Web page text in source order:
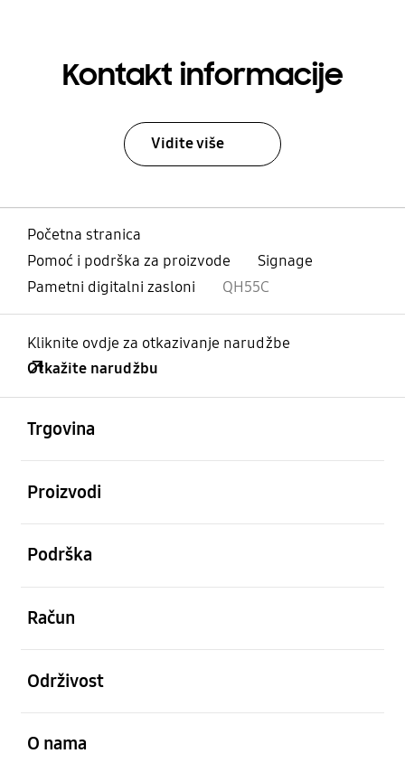
Kontakt informacije
Vidite više
Početna stranica
Pomoć i podrška za proizvode
Signage
Pametni digitalni zasloni
QH55C
Kliknite ovdje za otkazivanje narudžbe
Otkažite narudžbu
Trgovina
Proizvodi
Podrška
Račun
Održivost
O nama